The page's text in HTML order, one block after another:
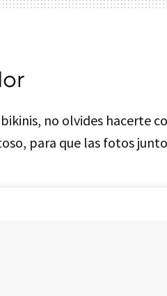
no olvides hacerte
para que las fotos